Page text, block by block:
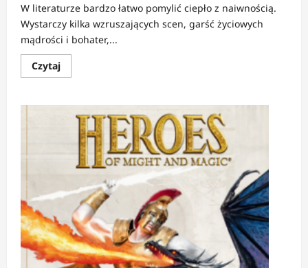
W literaturze bardzo łatwo pomylić ciepło z naiwnością.
Wystarczy kilka wzruszających scen, garść życiowych
mądrości i bohater,...
CzytajDowiedz
się
RECENZJA:
Theo
Golden
Człowiek,
który
potrafił
dostrzegać